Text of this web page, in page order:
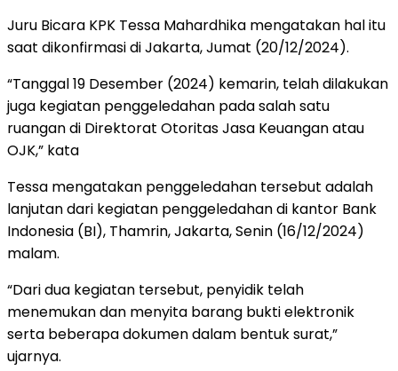
Juru Bicara KPK Tessa Mahardhika mengatakan hal itu
saat dikonfirmasi di Jakarta, Jumat (20/12/2024).
“Tanggal 19 Desember (2024) kemarin, telah dilakukan
juga kegiatan penggeledahan pada salah satu
ruangan di Direktorat Otoritas Jasa Keuangan atau
OJK,” kata
Tessa mengatakan penggeledahan tersebut adalah
lanjutan dari kegiatan penggeledahan di kantor Bank
Indonesia (BI), Thamrin, Jakarta, Senin (16/12/2024)
malam.
“Dari dua kegiatan tersebut, penyidik telah
menemukan dan menyita barang bukti elektronik
serta beberapa dokumen dalam bentuk surat,”
ujarnya.